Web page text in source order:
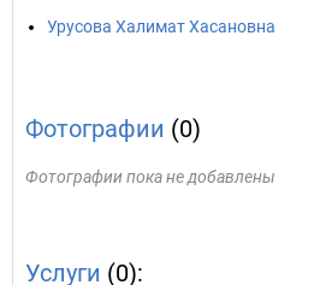
Урусова Халимат Хасановна
Фотографии (0)
Фотографии пока не добавлены
Услуги (0):